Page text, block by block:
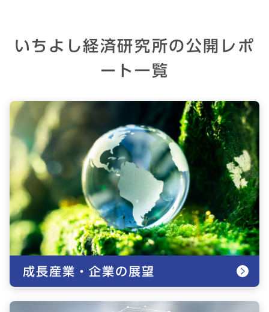
いちよし経済研究所の公開レポ
ート一覧
成長産業・企業の展望